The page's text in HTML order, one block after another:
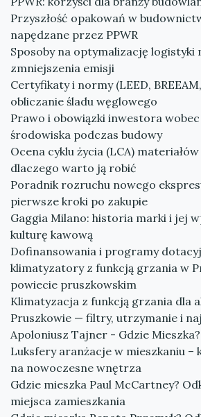
Przyszłość opakowań w
napędzane przez PPWR
Sposoby na optymalizację logistyki
zmniejszenia emisji
Certyfikaty i normy (LEED,
obliczanie śladu węglowego
Prawo i obowiązki inwestora
środowiska podczas budowy
Ocena cyklu życia (LCA)
dlaczego warto ją robić
Poradnik rozruchu nowego
pierwsze kroki po zakupie
Gaggia Milano: historia marki i jej
kulturę kawową
Dofinansowania i programy
klimatyzatory z funkcją grzania w
powiecie pruszkowskim
Klimatyzacja z funkcją grzania dla
Pruszkowie — filtry, utrzymanie i
Apoloniusz Tajner - Gdzie Mieszka?
Luksfery aranżacje w mieszkaniu –
na nowoczesne wnętrza
Gdzie mieszka Paul McCartney?
miejsca zamieszkania